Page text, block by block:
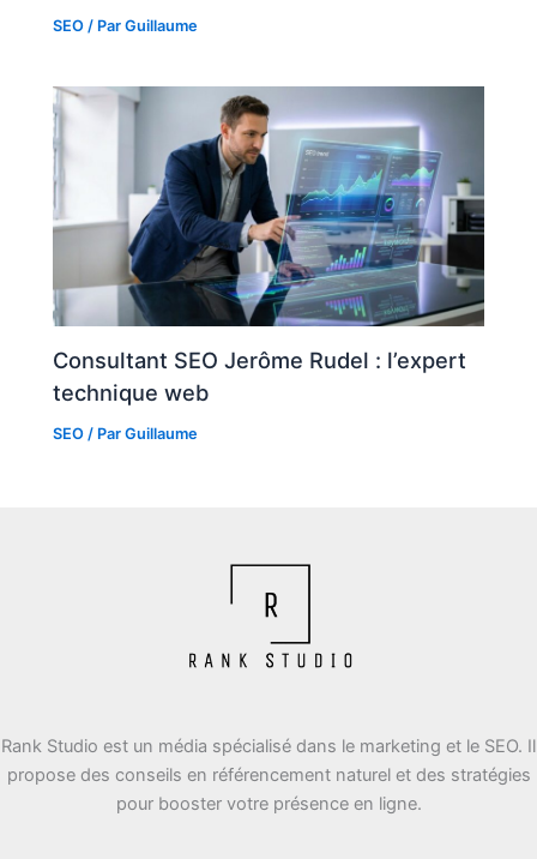
SEO / ParGuillaume
Consultant SEO Jerôme Rudel : l’expert
technique web
SEO / ParGuillaume
Rank Studio est un média spécialisé dans le marketing et le SEO. Il
propose des conseils en référencement naturel et des stratégies
pour booster votre présence en ligne.